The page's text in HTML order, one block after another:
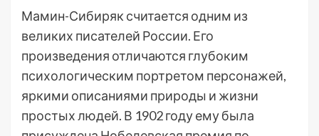
Мамин-Сибиряк считается одним из
великих писателей России. Его
произведения отличаются глубоким
психологическим портретом персонажей,
яркими описаниями природы и жизни
простых людей. В 1902 году ему была